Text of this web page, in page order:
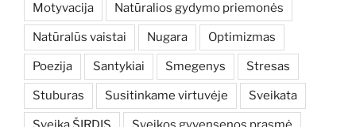
Motyvacija Natūralios gydymo priemonės
Natūralūs vaistai Nugara Optimizmas
Poezija Santykiai Smegenys Stresas
Stuburas Susitinkame virtuvėje Sveikata